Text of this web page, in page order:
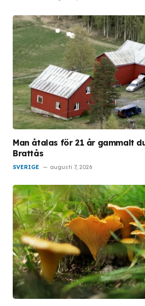
Man åtalas för 21 år gammalt
Brattås
SVERIGE augusti 7, 2026